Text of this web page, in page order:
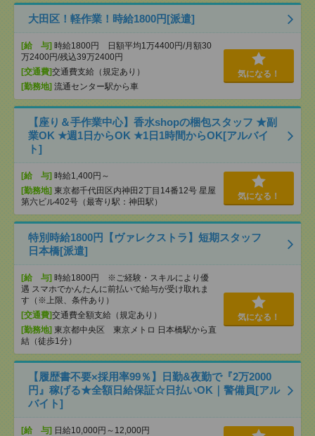
大田区！軽作業！時給1800円[派遣]
[給 与] 時給1800円 日額平均1万4400円/月額30
万2400円/残込39万2400円
[交通費]交通費支給（規定あり）
[勤務地] 流通センター駅から車
気になる！
【座り＆手作業中心】香水shopの梱包スタッフ ★副
業OK ★週1日からOK ★1日1時間からOK[アルバイ
ト]
[給 与] 時給1,400円～
[勤務地] 東京都千代田区内神田2丁目14番12号 星屋
第六ビル402号（最寄り駅：神田駅）
気になる！
特別時給1800円【ヴァレクストラ】短期スタッフ
日本橋[派遣]
[給 与] 時給1800円 ※ご経験・スキルにより優
遇 スマホでかんたんに前払いで給与が受け取れま
す（※上限、条件あり）
[交通費]交通費全額支給（規定あり）
[勤務地] 東京都中央区 東京メトロ 日本橋駅から直
結（徒歩1分）
気になる！
【履歴書不要×採用率99％】日勤&夜勤で『2万2000
円』稼げる★全額日給保証☆日払いOK｜警備員[アル
バイト]
[給 与] 日給10,000円～12,000円